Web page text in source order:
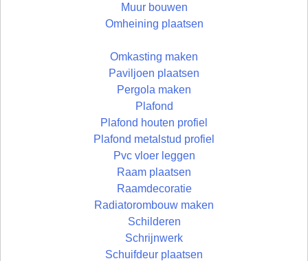
Muur bouwen
Omheining plaatsen
Omkasting maken
Paviljoen plaatsen
Pergola maken
Plafond
Plafond houten profiel
Plafond metalstud profiel
Pvc vloer leggen
Raam plaatsen
Raamdecoratie
Radiatorombouw maken
Schilderen
Schrijnwerk
Schuifdeur plaatsen